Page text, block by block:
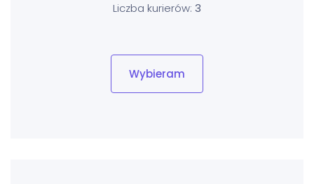
Liczba kurierów: 3
Wybieram